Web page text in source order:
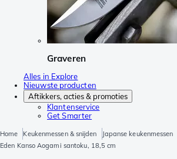
Graveren
Alles in Explore
Nieuwste producten
Aftikkers, acties & promoties
Klantenservice
Get Smarter
Home Keukenmessen & snijden Japanse keukenmessen
Eden Kanso Aogami santoku, 18,5 cm